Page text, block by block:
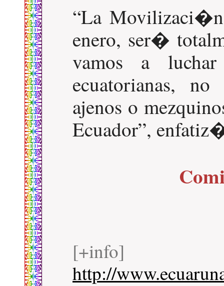
La Movilizaci�n
enero, ser�
vamos a
ecuatorianas,
ajenos o
Ecuador ,
[+info]
http://